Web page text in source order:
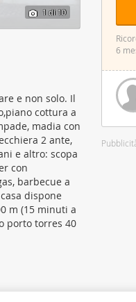
1 di 10
6
e non solo. Il
cottura a
madia con
2 ante,
e altro: scopa
con
barbecue a
dispone
m (15 minuti a
porto torres 40